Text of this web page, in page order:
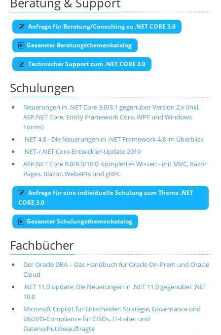
Anfrage für Beratung/Consulting zu .NET CORE 3.0
Gesamter Beratungsthemenkatalog
Technischer Support zum .NET CORE 3.0
Schulungen
Neuerungen in .NET Core 3.0/3.1 gegenüber Version 2.x (inkl.
ASP.NET Core, Entity Framework Core, WPF und Windows
Forms)
.NET 4.8 - Die Neuerungen in .NET Framework 4.8 im Überblick
.NET-/.NET Core-Entwickler-Update 2019
ASP.NET Core 8.0/9.0/10.0: komplettes Wissen - mit MVC, Razor
Pages, Blazor, WebAPIs und gRPC
Anfrage für eine individuelle Schulung zum Thema .NET
CORE 3.0
Gesamter Schulungsthemenkatalog
Fachbücher
Der Oracle DBA – Das Handbuch für Oracle On-Prem und Oracle
Cloud
.NET 11.0 Update: Die Neuerungen in .NET 11.0 gegenüber .NET
10.0
Microsoft Copilot für Entscheider: Strategie, Governance und
DSGVO-Compliance für CISOs, IT-Leiter und
Datenschutzbeauftragte